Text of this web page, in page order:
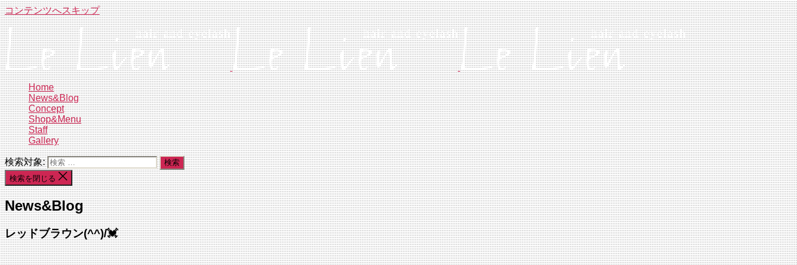
コンテンツへスキップ
Home
News&Blog
Concept
Shop&Menu
Staff
Gallery
検索対象:
検索を閉じる
News&Blog
レッドブラウン(^^)/💓